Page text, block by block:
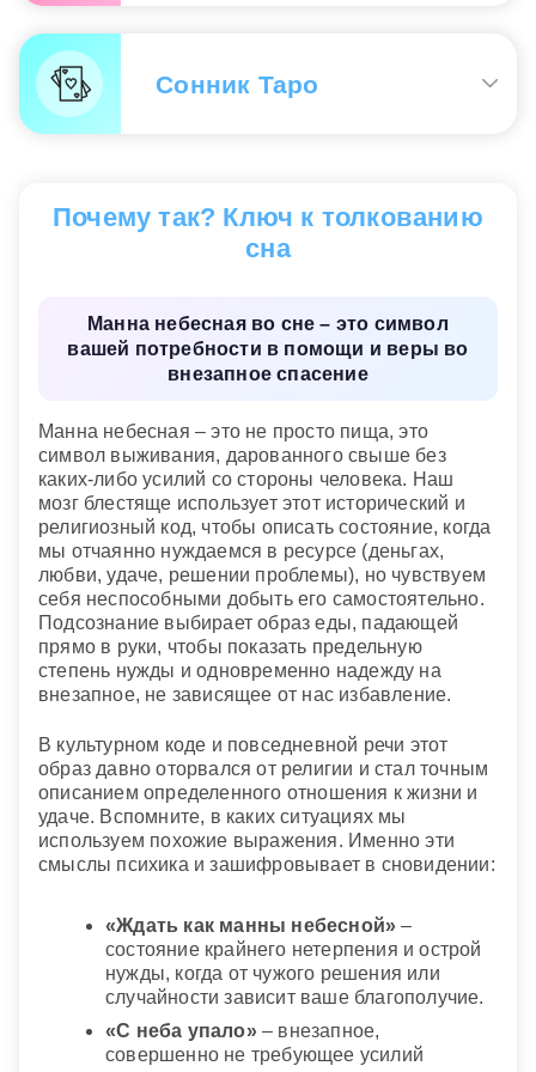
Сонник «Гороскопы 365»
Увидеть во сне манну
означающий, что хотя Ваш жизненный путь и
будет нелегок, но на нем Вас ждет много хороших
переживаний и это смягчит горечь трудного
опыта. Будет свет во мраке, наконец Вы одолеете
Сонник Таро
Почему так? Ключ к толкованию
сна
Манна небесная во сне – это символ
вашей потребности в помощи и веры во
внезапное спасение
Манна небесная – это не просто пища, это
символ выживания, дарованного свыше без
каких-либо усилий со стороны человека. Наш
мозг блестяще использует этот исторический и
религиозный код, чтобы описать состояние, когда
мы отчаянно нуждаемся в ресурсе (деньгах,
любви, удаче, решении проблемы), но чувствуем
себя неспособными добыть его самостоятельно.
Подсознание выбирает образ еды, падающей
прямо в руки, чтобы показать предельную
степень нужды и одновременно надежду на
внезапное, не зависящее от нас избавление.
В культурном коде и повседневной речи этот
образ давно оторвался от религии и стал точным
описанием определенного отношения к жизни и
удаче. Вспомните, в каких ситуациях мы
используем похожие выражения. Именно эти
смыслы психика и зашифровывает в сновидении:
«Ждать как манны небесной» –
состояние крайнего нетерпения и острой
нужды, когда от чужого решения или
случайности зависит ваше благополучие.
«С неба упало»– внезапное,
совершенно не требующее усилий